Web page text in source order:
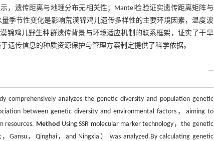
，遗传距离与地理分布无相关性；Mantel检验证实遗传距离矩阵与
季节性变化是影响荒漠锦鸡儿遗传多样性的主要环境因素，温度波
锦鸡儿野生种群遗传背景与环境适应机制的联系框架，证实了干旱
遗传信息的种质资源保护与管理方案制定提供了科学依据。
comprehensively analyzes the genetic diversity and population genetic
between genetic diversity and environmental factors，aiming to
resources. Method Using SSR molecular marker technology，the genetic
Gansu，Qinghai，and Ningxia） was analyzed.By calculating genetic